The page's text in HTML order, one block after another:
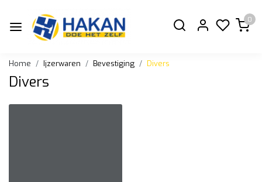
0
Home Ijzerwaren Bevestiging Divers
Divers